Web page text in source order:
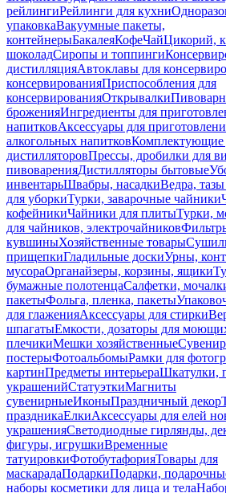
рейлингиРейлинги для кухни
упаковкаВакуумные пакеты,
контейнерыБакалеяКофеЧайЦикорий,
шоколадСиропы и топпинги
дистилляцияАвтоклавы для
консервированияПриспособления для
консервированияОткрывалки
броженияИнгредиенты для
напитковАксессуары для
алкогольных напитковКомплектующие
дистилляторовПрессы, дробилки для
пивоваренияДистилляторы бытовые
инвентарьШвабры, насадкиВедра,
для уборкиТурки, заварочные чайники
кофейникиЧайники для плитыТурки,
для чайников, электрочайников
кувшиныХозяйственные товары
прищепкиГладильные доскиУрны,
мусораОрганайзеры, корзины, ящики
бумажные полотенцаСалфетки,
пакетыФольга, пленка, пакеты
для глаженияАксессуары для стирки
шпагатыЕмкости, дозаторы для
плечикиМешки хозяйственные
постерыФотоальбомыРамки для
картинПредметы интерьераШкатулки,
украшенийСтатуэткиМагниты
сувенирныеИконыПраздничный декор
праздникаЕлкиАксессуары для елей
украшенияСветодиодные гирлянды,
фигуры, игрушкиВременные
татуировкиФотобутафорияТовары для
маскарадаПодаркиПодарки,
наборы косметики для лица и тела